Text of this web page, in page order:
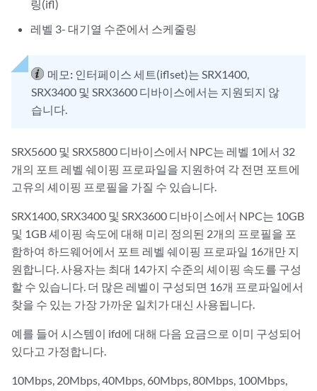
링(ifl)
레벨 3- 대기열 수준에서 스케줄링
메모: 인터페이스 세트(iflset)는 SRX1400,
SRX3400 및 SRX3600 디바이스에서는 지원되지 않
습니다.
SRX5600 및 SRX5800 디바이스에서 NPC는 레벨 1에서 32
개의 포트 레벨 쉐이핑 프로파일을 지원하여 각 전면 포트에
고유의 셰이핑 프로필을 가질 수 있습니다.
SRX1400, SRX3400 및 SRX3600 디바이스에서 NPC는 10GB
및 1GB 셰이핑 속도에 대해 미리 정의된 2개의 프로필을 포
함하여 하드웨어에서 포트 레벨 쉐이핑 프로파일 16개만 지
원합니다. 사용자는 최대 14가지 수준의 셰이핑 속도를 구성
할 수 있습니다. 더 많은 레벨이 구성되면 16개 프로파일에서
찾을 수 있는 가장 가까운 일치가 대신 사용됩니다.
예를 들어 시스템이 ifd에 대해 다음 요금으로 이미 구성되어
있다고 가정합니다.
10Mbps, 20Mbps, 40Mbps, 60Mbps, 80Mbps, 100Mbps,